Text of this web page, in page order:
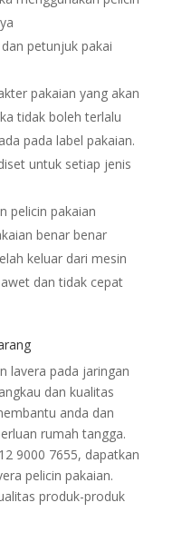
petunjuk pakai
pakaian yang akan
tidak boleh terlalu
pada label pakaian.
untuk setiap jenis
pelicin pakaian
benar benar
keluar dari mesin
dan tidak cepat
lavera pada jaringan
dan kualitas
anda dan
rumah tangga.
9000 7655, dapatkan
pelicin pakaian.
produk-produk